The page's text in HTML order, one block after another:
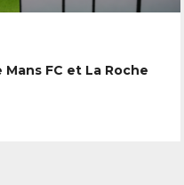
FC et La Roche